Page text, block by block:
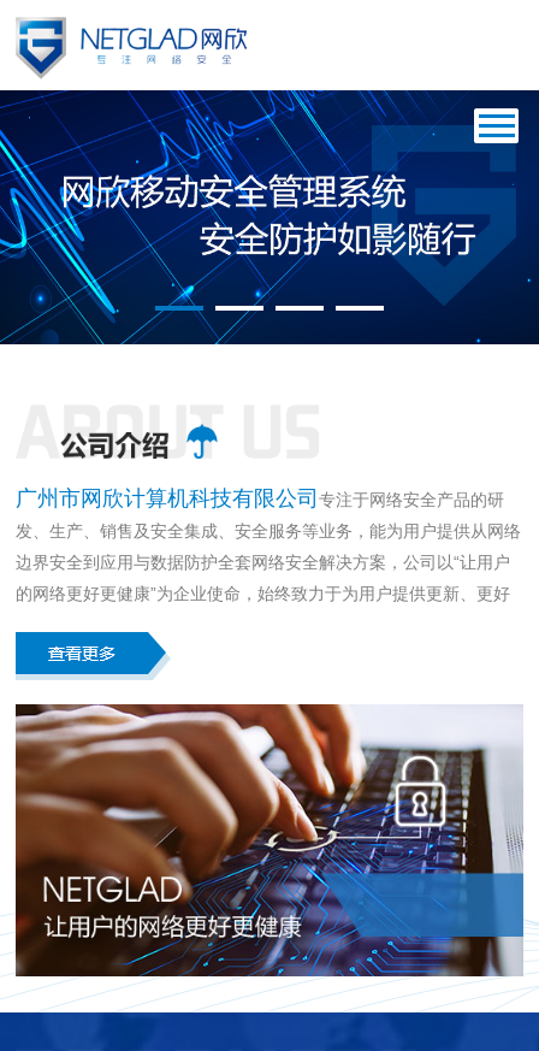
广州市网欣计算机科技有限公司专注于网络安全产品的研
发、生产、销售及安全集成、安全服务等业务，能为用户提供从网络
边界安全到应用与数据防护全套网络安全解决方案，公司以“让用户
的网络更好更健康”为企业使命，始终致力于为用户提供更新、更好